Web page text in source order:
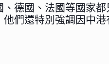
德國、法國等國家
們還特別強調因中